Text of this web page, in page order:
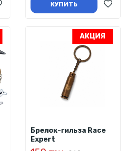
КУПИТЬ
АКЦИЯ
Брелок-гильза Race
Expert